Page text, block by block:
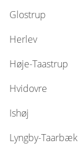
Glostrup
Herlev
Høje-Taastrup
Hvidovre
Ishøj
Lyngby-Taarbæk